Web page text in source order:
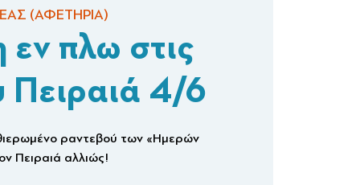
(ΑΦΕΤΗΡΙΑ)
εν πλω στις
Πειραιά 4/6
ραντεβού των «Ημερών